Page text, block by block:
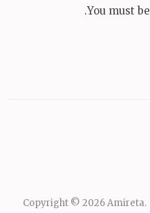
You must be
Copyright © 2026Amireta.